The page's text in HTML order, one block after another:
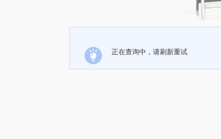
正在查询中，请刷新重试